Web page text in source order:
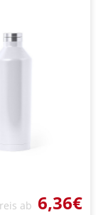
ab 6,36€